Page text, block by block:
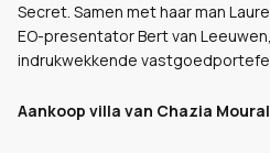
Secret. Samen met haar man
EO-presentator Bert van
indrukwekkende
Aankoop villa van Chazia